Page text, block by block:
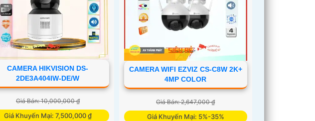
CAMERA HIKVISION DS-
2DE3A404IW-DE/W
Giá Bán: 10,000,000 ₫
Giá Khuyến Mại: 7,500,000 ₫
CAMERA WIFI EZVIZ CS-C8W 2K+
4MP COLOR
Giá Bán: 2,647,000 ₫
Giá Khuyến Mại: 5%-35%